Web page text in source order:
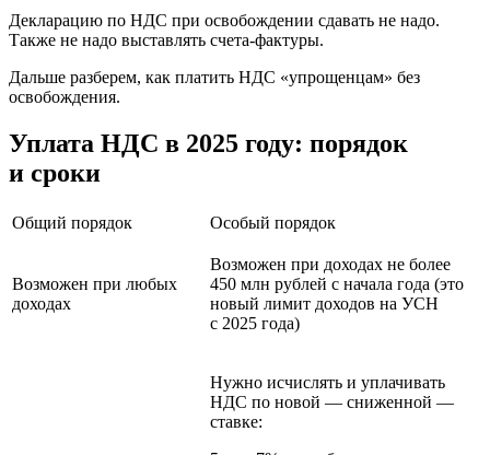
Декларацию по НДС при освобождении сдавать не надо.
Также не надо выставлять счета‑фактуры.
Дальше разберем, как платить НДС «упрощенцам» без
освобождения.
Уплата НДС в 2025 году: порядок
и сроки
Общий порядок Особый порядок
Возможен при любых
доходах
Возможен при доходах не более
450 млн рублей с начала года (это
новый лимит доходов на УСН
с 2025 года)
Нужно исчислять и уплачивать
НДС по новой — сниженной —
ставке: